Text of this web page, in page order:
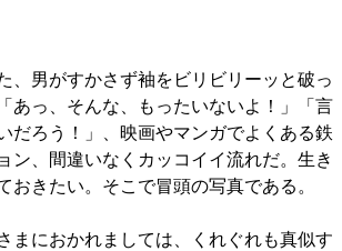
、男がすかさず袖をビリビリーッと破っ
あっ、そんな、もったいないよ！」「言
だろう！」、映画やマンガでよくある鉄
ン、間違いなくカッコイイ流れだ。生き
おきたい。そこで冒頭の写真である。
まにおかれましては、くれぐれも真似す